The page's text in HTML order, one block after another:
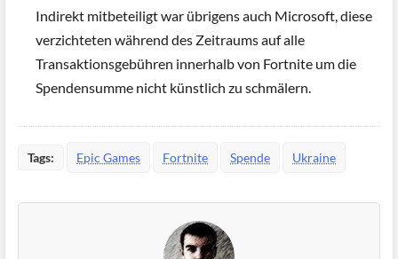
Indirekt mitbeteiligt war übrigens auch Microsoft, diese
verzichteten während des Zeitraums auf alle
Transaktionsgebühren innerhalb von Fortnite um die
Spendensumme nicht künstlich zu schmälern.
Tags: Epic Games Fortnite Spende Ukraine